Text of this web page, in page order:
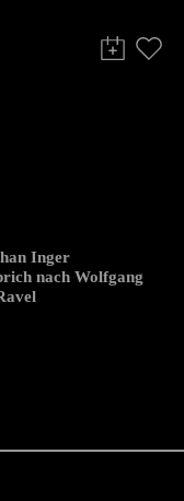
Inger
nach Wolfgang